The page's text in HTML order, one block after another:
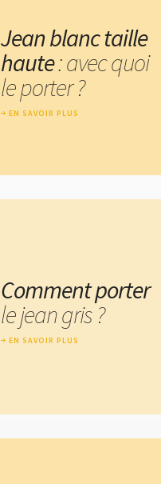
Jean blanc taille
haute: avec quoi
le porter ?
EN SAVOIR PLUS
Comment porter
le jean gris ?
EN SAVOIR PLUS